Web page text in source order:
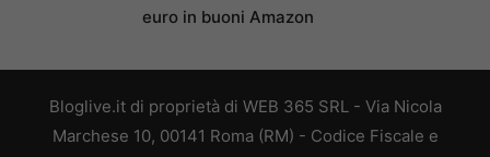
euro in buoni Amazon
Bloglive.it di proprietà di WEB 365 SRL - Via Nicola
Marchese 10, 00141 Roma (RM) - Codice Fiscale e